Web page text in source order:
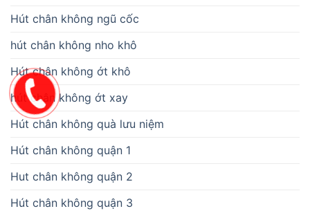
Hút chân không ngũ cốc
hút chân không nho khô
Hút chân không ớt khô
hút chân không ớt xay
Hút chân không quà lưu niệm
Hút chân không quận 1
Hut chân không quận 2
Hút chân không quận 3